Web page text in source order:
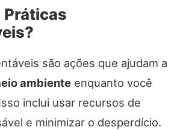
Práticas
são ações que ajudam a
ambiente enquanto você
inclui usar recursos de
e minimizar o desperdício.